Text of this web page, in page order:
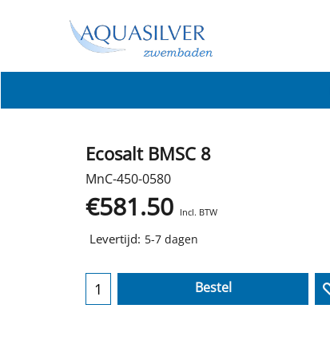
Ecosalt BMSC 8
MnC-450-0580
€581.50 Incl. BTW
Levertijd: 5-7 dagen
Bestel